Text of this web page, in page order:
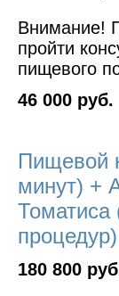
Внимание!
пройти
пищевого
46 000 руб.
Пищевой
минут) +
Томатиса
процедур)
180 800